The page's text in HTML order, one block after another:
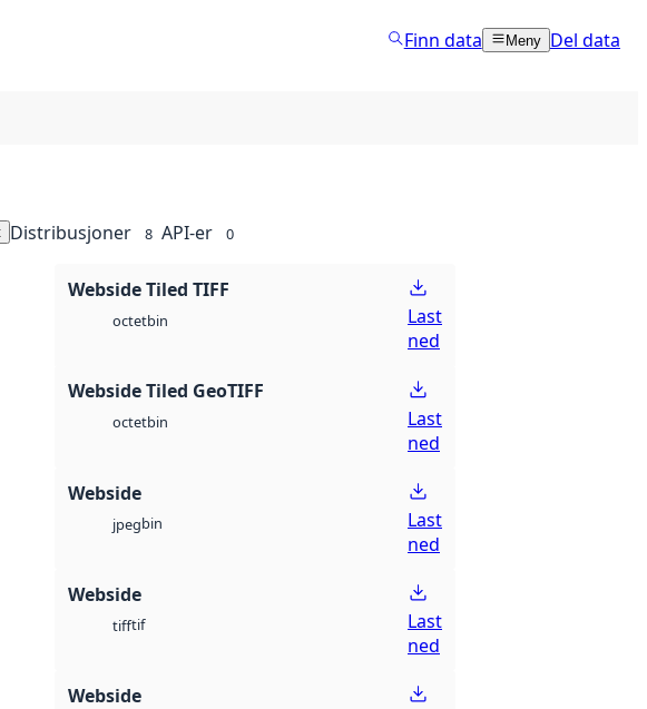
Finn data Meny Del data
Distribusjoner 8 API-er 0
Webside Tiled TIFF
octetbin
Last
ned
Webside Tiled GeoTIFF
octetbin
Last
ned
Webside
jpegbin
Last
ned
Webside
tifftif
Last
ned
Webside